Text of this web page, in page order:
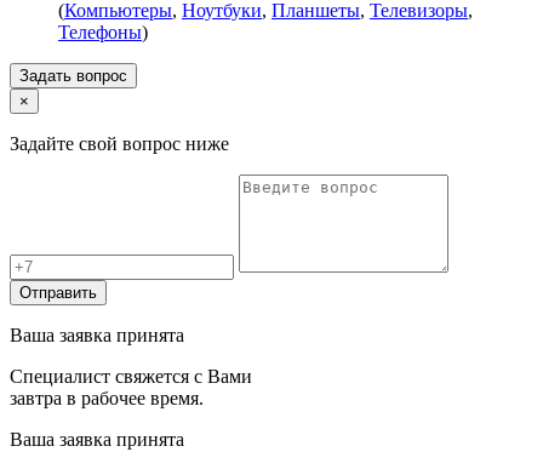
(Компьютеры, Ноутбуки, Планшеты, Телевизоры,
Телефоны)
Задать вопрос
×
Задайте свой вопрос ниже
Отправить
Ваша заявка принята
Специалист свяжется с Вами
завтра в рабочее время.
Ваша заявка принята